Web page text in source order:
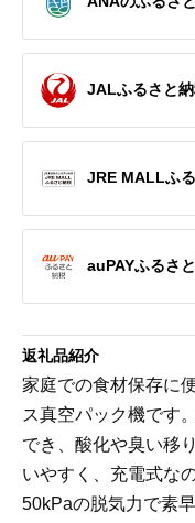
JALふるさと
JRE MALLふ
auPAYふるさ
返礼品紹介
家庭での食材保存に
ス真空パック機です
でき、酸化や臭い移
いやすく、充電式な
50kPaの脱気力で素